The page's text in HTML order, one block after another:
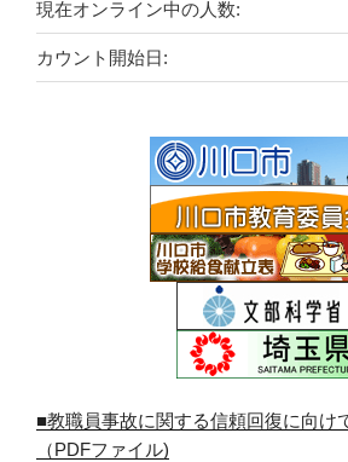
現在オンライン中の人数:
カウント開始日:
■教職員事故に関する信頼回復に向け
（PDFファイル)